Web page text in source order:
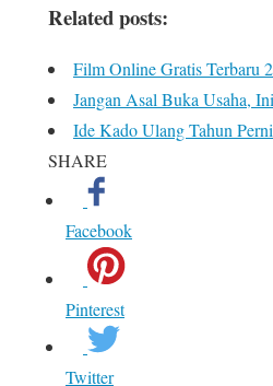
Related posts:
Film Online Gratis Terbaru
Jangan Asal Buka Usaha,
Ide Kado Ulang Tahun
SHARE
Facebook
Pinterest
Twitter